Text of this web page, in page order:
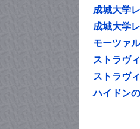
成城大学
成城大学
モーツァ
ストラヴ
ストラヴ
ハイドン